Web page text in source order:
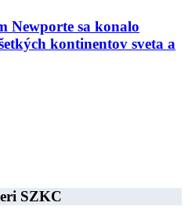
Newporte sa konalo
kontinentov sveta a
SZKC